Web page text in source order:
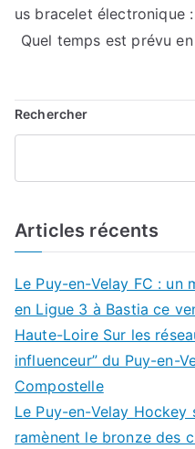
de
us bracelet électronique
Quel temps est prévu
Rechercher
Articles récents
Le Puy-en-Velay FC : un
en Ligue 3 à Bastia ce
Haute-Loire Sur les
influenceur” du Puy-en-
Compostelle
Le Puy-en-Velay Hockey
ramènent le bronze des